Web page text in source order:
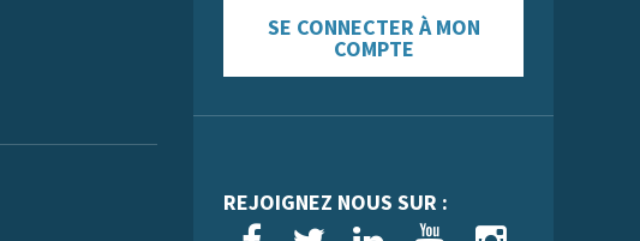
SE CONNECTER À MON
COMPTE
REJOIGNEZ NOUS SUR :